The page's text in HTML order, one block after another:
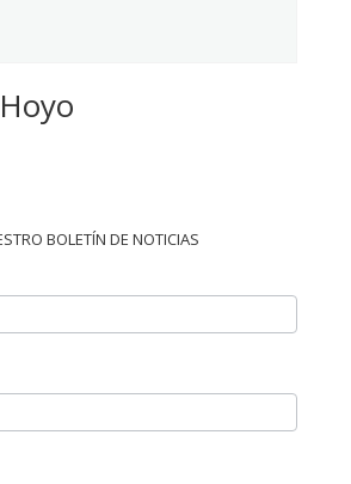
BOLETÍN DE NOTICIAS